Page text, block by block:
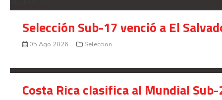
Selección Sub-17 venció a El
05 Ago 2026 Seleccion
Costa Rica clasifica al Mundial